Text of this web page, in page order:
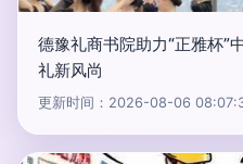
德豫礼商书院助力“正雅杯”
礼新风尚
更新时间：2026-08-06